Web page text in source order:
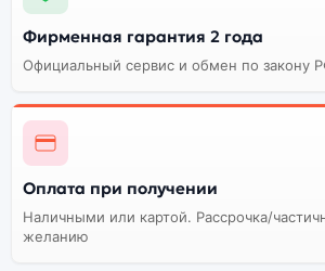
Фирменная гарантия 2 года
Официальный сервис и обмен по закону
Оплата при получении
Наличными или картой. Рассрочка/
желанию